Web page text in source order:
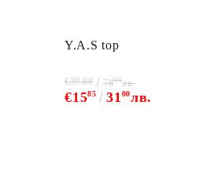
Y.A.S top
€1585 31 00лв.
€39.88 7800лв.